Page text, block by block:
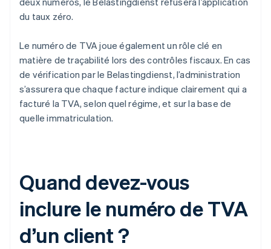
du taux zéro.
Le numéro de TVA joue également un rôle clé en
matière de traçabilité lors des contrôles fiscaux. En cas
de vérification par le Belastingdienst, l’administration
s’assurera que chaque facture indique clairement qui a
facturé la TVA, selon quel régime, et sur la base de
quelle immatriculation.
Quand devez-vous
inclure le numéro de TVA
d’un client ?